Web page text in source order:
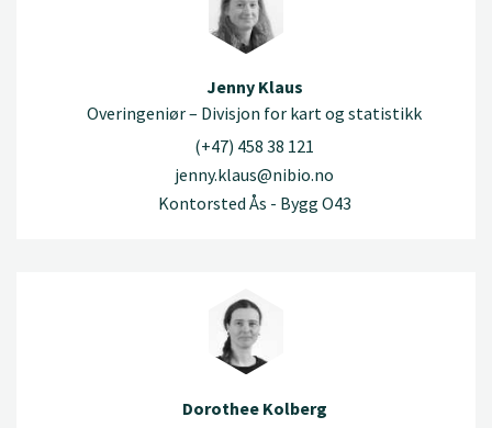
Jenny Klaus
Overingeniør – Divisjon for kart og statistikk
(+47) 458 38 121
jenny.klaus@nibio.no
Kontorsted Ås - Bygg O43
Dorothee Kolberg